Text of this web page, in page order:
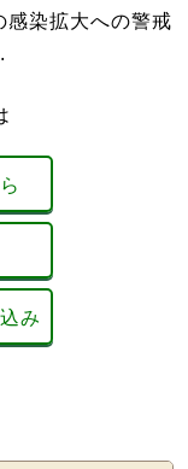
感染拡大への警戒
み